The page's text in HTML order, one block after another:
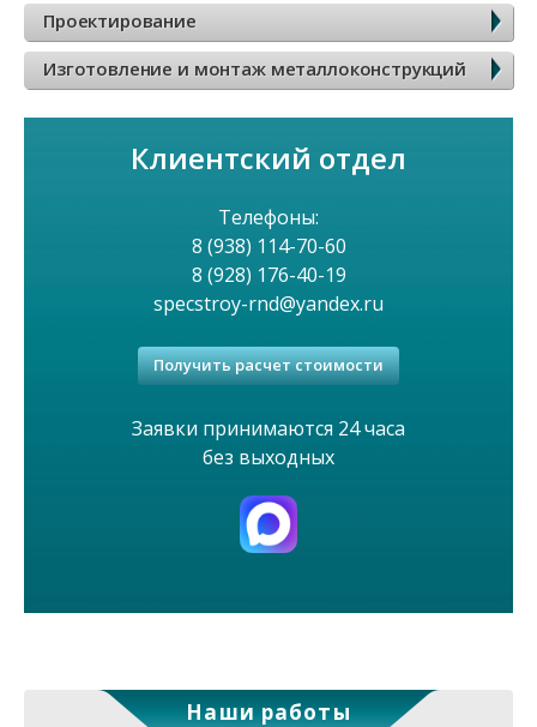
о
в
о
Проектирование
Изготовление и монтаж металлоконструкций
Клиентский отдел
Телефоны:
8 (938) 114-70-60
8 (928) 176-40-19
specstroy-rnd@yandex.ru
Получить расчет стоимости
Заявки принимаются 24 часа
без выходных
Наши работы